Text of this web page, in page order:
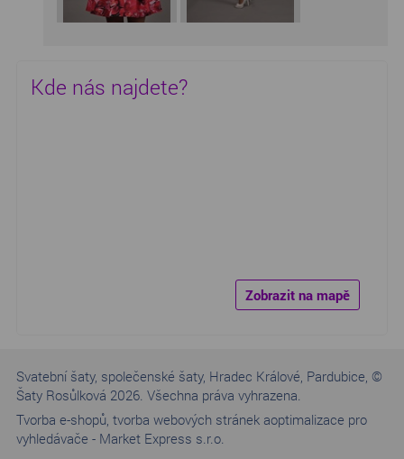
Kde nás najdete?
Zobrazit na mapě
Svatební šaty, společenské šaty, Hradec Králové, Pardubice, ©
Šaty Rosůlková 2026. Všechna práva vyhrazena.
Tvorba e-shopů tvorba webových stránek aoptimalizace pro
vyhledávače - Market Express s.r.o.